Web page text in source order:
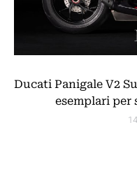
Ducati Panigale V2
esemplari